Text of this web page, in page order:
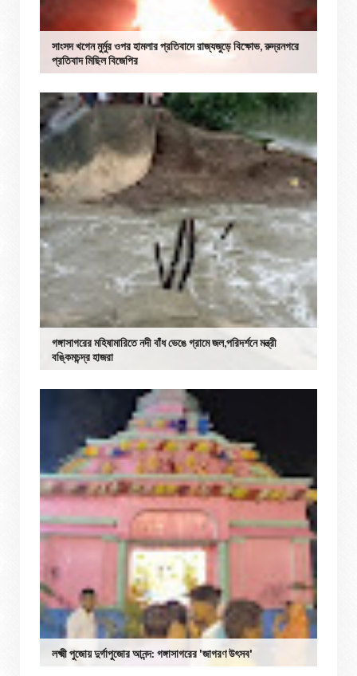
সাংসদ খগেন মুর্মুর ওপর হামলার প্রতিবাদে রাজ্যজুড়ে বিক্ষোভ, রুদ্রনগরে
প্রতিবাদ মিছিল বিজেপির
গঙ্গাসাগরের মহিষামারিতে নদী বাঁধ ভেঙে গ্রামে জল,পরিদর্শনে মন্ত্রী
বঙ্কিমচন্দ্র হাজরা
লক্ষ্মী পুজোয় দুর্গাপুজোর আনন্দ: গঙ্গাসাগরের 'জাগরণ উৎসব'